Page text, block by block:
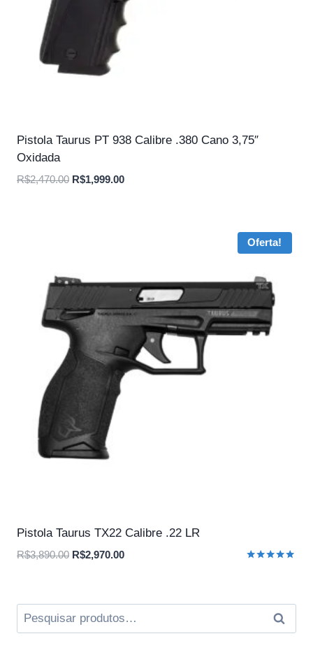
Pistola Taurus PT 938 Calibre .380 Cano 3,75″
Oxidada
R$2,470.00 O
R$1,999.00O
Oferta!
Pistola Taurus TX22 Calibre .22 LR
R$3,890.00 O
era:
R$3,890.00.
R$2,970.00O
é:
R$2,970.00.
Pesquisar
por: